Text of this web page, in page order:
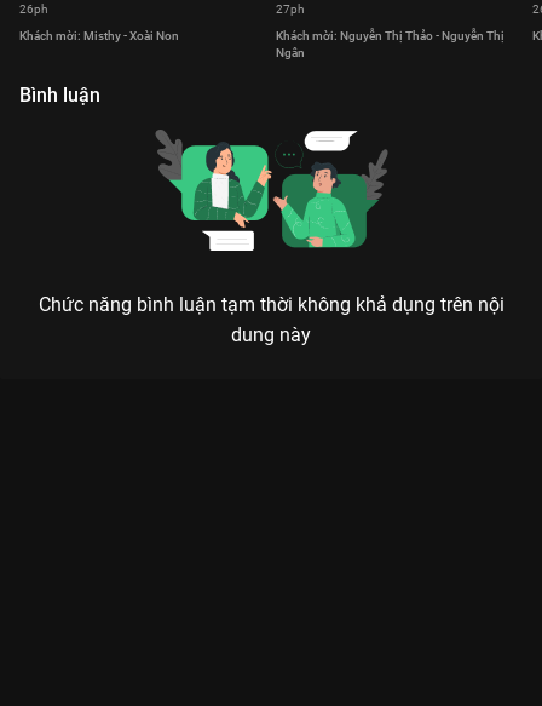
26ph
Khách mời: Misthy - Xoài Non
27ph
Khách mời: Nguyễn Thị Thảo - Nguyễn Thị
Ngân
Bình luận
Chức năng bình luận tạm thời không khả dụng trên nội
dung này